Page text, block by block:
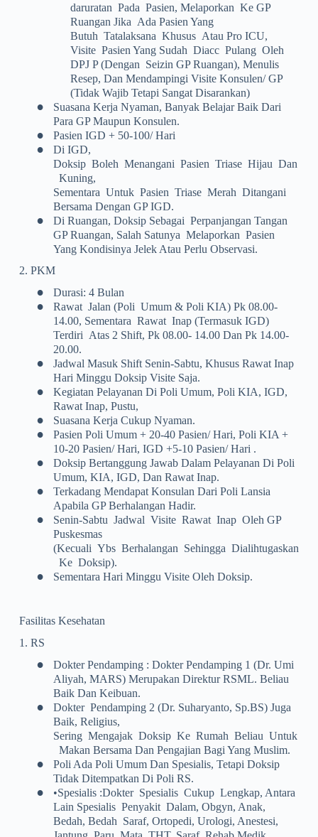
Daruratan Pada Pasien, Melaporkan Ke GP
Ruangan Jika Ada Pasien Yang
Butuh Tatalaksana Khusus Atau Pro ICU,
Visite Pasien Yang Sudah Diacc Pulang Oleh
DPJ P (dengan Seizin GP Ruangan), Menulis
Resep, Dan Mendampingi Visite Konsulen/ GP
(tidak Wajib Tetapi Sangat Disarankan)
•
Suasana Kerja Nyaman, Banyak Belajar Baik Dari
Para GP Maupun Konsulen.
• Pasien IGD + 50-100/ Hari
•
Di IGD,
Doksip Boleh Menangani Pasien Triase Hijau Dan
Kuning,
Sementara Untuk Pasien Triase Merah Ditangani
Bersama Dengan GP IGD.
•
Di Ruangan, Doksip Sebagai Perpanjangan Tangan
GP Ruangan, Salah Satunya Melaporkan Pasien
Yang Kondisinya Jelek Atau Perlu Observasi.
2. PKM
• Durasi: 4 Bulan
•
Rawat Jalan (poli Umum & Poli KIA) Pk 08.00-
14.00, Sementara Rawat Inap (termasuk IGD)
Terdiri Atas 2 Shift, Pk 08.00- 14.00 Dan Pk 14.00-
20.00.
•
Jadwal Masuk Shift Senin-Sabtu, Khusus Rawat Inap
Hari Minggu Doksip Visite Saja.
•
Kegiatan Pelayanan Di Poli Umum, Poli KIA, IGD,
Rawat Inap, Pustu,
• Suasana Kerja Cukup Nyaman.
•
Pasien Poli Umum + 20-40 Pasien/ Hari, Poli KIA +
10-20 Pasien/ Hari, IGD +5-10 Pasien/ Hari .
•
Doksip Bertanggung Jawab Dalam Pelayanan Di Poli
Umum, KIA, IGD, Dan Rawat Inap.
•
Terkadang Mendapat Konsulan Dari Poli Lansia
Apabila GP Berhalangan Hadir.
•
Senin-Sabtu Jadwal Visite Rawat Inap Oleh GP
Puskesmas
(kecuali Ybs Berhalangan Sehingga Dialihtugaskan
Ke Doksip).
• Sementara Hari Minggu Visite Oleh Doksip.
Fasilitas Kesehatan
1. RS
•
Dokter Pendamping : Dokter Pendamping 1 (dr. Umi
Aliyah, MARS) Merupakan Direktur RSML. Beliau
Baik Dan Keibuan.
•
Dokter Pendamping 2 (dr. Suharyanto, Sp.BS) Juga
Baik, Religius,
Sering Mengajak Doksip Ke Rumah Beliau Untuk
Makan Bersama Dan Pengajian Bagi Yang Muslim.
•
Poli Ada Poli Umum Dan Spesialis, Tetapi Doksip
Tidak Ditempatkan Di Poli RS.
•
•Spesialis :dokter Spesialis Cukup Lengkap, Antara
Lain Spesialis Penyakit Dalam, Obgyn, Anak,
Bedah, Bedah Saraf, Ortopedi, Urologi, Anestesi,